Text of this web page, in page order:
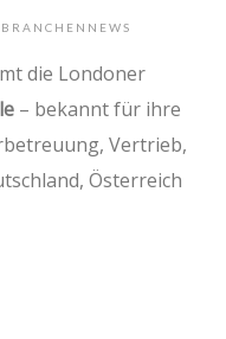
BRANCHENNEWS
die Londoner
– bekannt für ihre
Vertrieb,
Österreich